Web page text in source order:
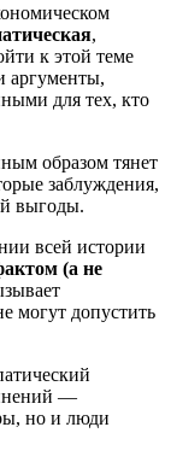
,
к этой теме
аргументы,
для тех, кто
образом тянет
заблуждения,
выгоды.
всей истории
(а не
могут допустить
—
но и люди